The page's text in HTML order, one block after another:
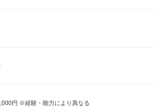
円 ※経験・能力により異なる